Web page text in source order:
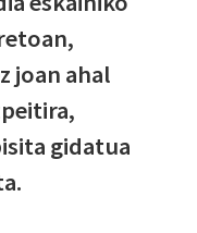
joan ahal
gidatua